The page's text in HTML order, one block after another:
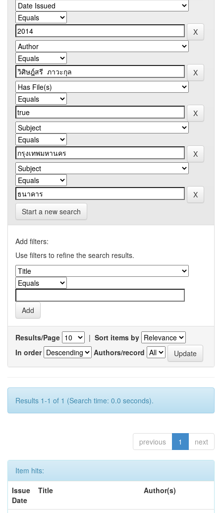
Start a new search
Add filters:
Use filters to refine the search results.
Results/Page | Sort items by
In order
Authors/record
Results 1-1 of 1 (Search time: 0.0 seconds).
previous 1 next
Item hits:
Issue
Date
Title Author(s)